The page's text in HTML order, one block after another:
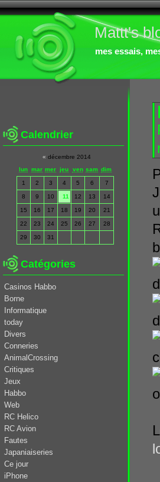
Mattt's
mes essais,
Calendrier
« décembre 2014
lun mar mer jeu ven sam dim
1 2 3 4 5 6 7
8 9 10 11 12 13 14
15 16 17 18 19 20 21
22 23 24 25 26 27 28
29 30 31
Catégories
Casinos Habbo
Borne
Informatique
today
Divers
Conneries
AnimalCrossing
Critiques
Jeux
Habbo
Web
RC Helico
RC Avion
Fautes
Japaniaiseries
Ce jour
iPhone